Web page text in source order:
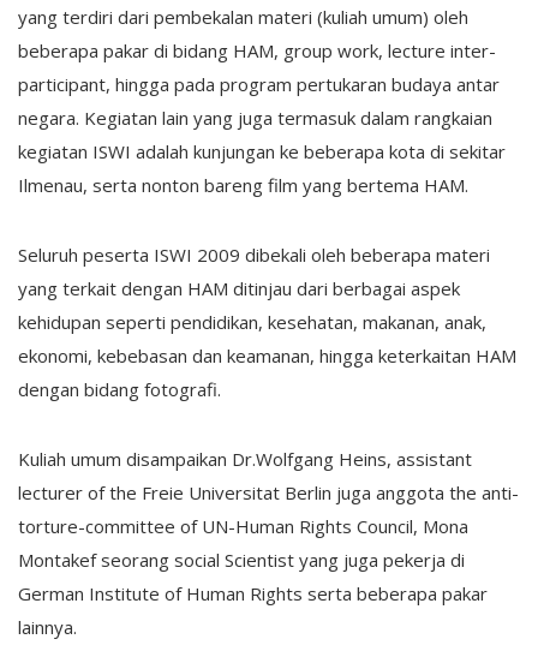
yang terdiri dari pembekalan materi (kuliah umum) oleh
beberapa pakar di bidang HAM, group work, lecture inter-
participant, hingga pada program pertukaran budaya antar
negara. Kegiatan lain yang juga termasuk dalam rangkaian
kegiatan ISWI adalah kunjungan ke beberapa kota di sekitar
Ilmenau, serta nonton bareng film yang bertema HAM.
Seluruh peserta ISWI 2009 dibekali oleh beberapa materi
yang terkait dengan HAM ditinjau dari berbagai aspek
kehidupan seperti pendidikan, kesehatan, makanan, anak,
ekonomi, kebebasan dan keamanan, hingga keterkaitan HAM
dengan bidang fotografi.
Kuliah umum disampaikan Dr.Wolfgang Heins, assistant
lecturer of the Freie Universitat Berlin juga anggota the anti-
torture-committee of UN-Human Rights Council, Mona
Montakef seorang social Scientist yang juga pekerja di
German Institute of Human Rights serta beberapa pakar
lainnya.